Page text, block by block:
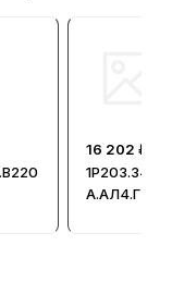
16 202 ₽
1Р203.34-
А.АЛ4.Г24 -